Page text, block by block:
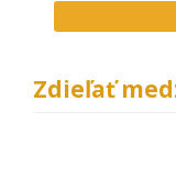
Zdieľať